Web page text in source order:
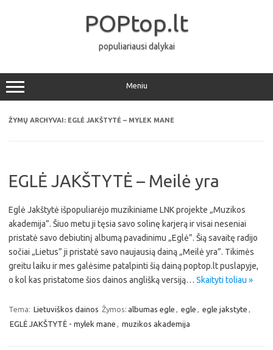
POPtop.lt
populiariausi dalykai
Meniu
ŽYMŲ ARCHYVAI: EGLĖ JAKŠTYTĖ – MYLEK MANE
EGLĖ JAKŠTYTĖ – Meilė yra
Eglė Jakštytė išpopuliarėjo muzikiniame LNK projekte „Muzikos
akademija”. Šiuo metu ji tęsia savo solinę karjerą ir visai neseniai
pristatė savo debiutinį albumą pavadinimu „Eglė”. Šią savaitę radijo
sočiai „Lietus” ji pristatė savo naujausią dainą „Meilė yra”. Tikimės
greitu laiku ir mes galėsime patalpinti šią dainą poptop.lt puslapyje,
o kol kas pristatome šios dainos anglišką versiją… Skaityti toliau »
Tema: Lietuviškos dainos Žymos: albumas egle , egle , egle jakstyte ,
EGLĖ JAKŠTYTĖ - mylek mane , muzikos akademija